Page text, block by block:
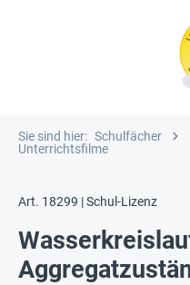
Sie sind hier: Schulfächer
Unterrichtsfilme
Art. 18299 | Schul-Lizenz